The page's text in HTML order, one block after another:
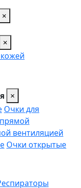
×
×
×
Очки для
вентиляцией
Очки открытые